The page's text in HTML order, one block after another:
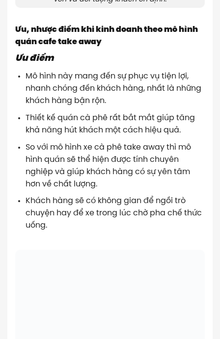
Ưu, nhược điểm khi kinh doanh theo mô hình
quán cafe take away
Ưu điểm
Mô hình này mang đến sự phục vụ tiện lợi,
nhanh chóng đến khách hàng, nhất là những
khách hàng bận rộn.
Thiết kế quán cà phê rất bắt mắt giúp tăng
khả năng hút khách một cách hiệu quả.
So với mô hình xe cà phê take away thì mô
hình quán sẽ thể hiện được tính chuyên
nghiệp và giúp khách hàng có sự yên tâm
hơn về chất lượng.
Khách hàng sẽ có không gian để ngồi trò
chuyện hay để xe trong lúc chờ pha chế thức
uống.